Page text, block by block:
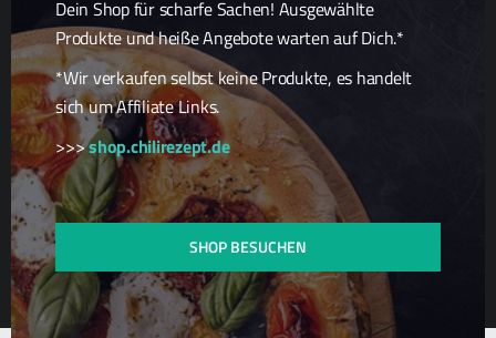
© 2026
Datenschutzerklärung |Zurück nach oben ↑
Dein Shop für scharfe Sachen! Ausgewählte
Produkte und heiße Angebote warten auf Dich.*
*Wir verkaufen selbst keine Produkte, es handelt
sich um Affiliate Links.
>>>shop.chilirezept.de
SHOP BESUCHEN